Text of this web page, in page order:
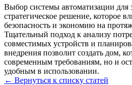
Выбор системы автоматизации для
стратегическое решение, которое
безопасность и экономию на
Тщательный подход к анализу
совместимых устройств и
внедрения позволит создать дом,
современным требованиям, но и
удобным в использовании.
← Вернуться к списку статей